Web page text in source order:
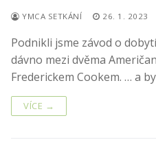
YMCA SETKÁNÍ 26. 1. 2023
Podnikli jsme závod o
dávno mezi dvěma
Frederickem Cookem. … a
VÍCE →